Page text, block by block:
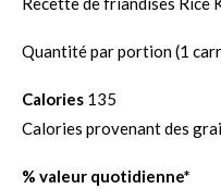
Quantité par portion (1
Calories 135
Calories provenant des
% valeur quotidienne*